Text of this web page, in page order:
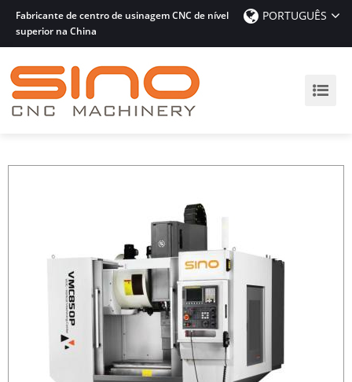
Fabricante de centro de usinagem CNC de nível
superior na China
PORTUGUÊS